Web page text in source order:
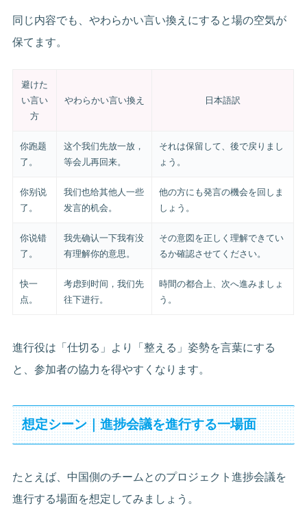
同じ内容でも、やわらかい言い換えにすると場の空気が
保てます。
避けた
い言い
方
やわらかい言い換え 日本語訳
你跑题
了。
这个我们先放一放，
等会儿再回来。
それは保留して、後で戻りまし
ょう。
你别说
了。
我们也给其他人一些
发言的机会。
他の方にも発言の機会を回しま
しょう。
你说错
了。
我先确认一下我有没
有理解你的意思。
その意図を正しく理解できてい
るか確認させてください。
快一
点。
考虑到时间，我们先
往下进行。
時間の都合上、次へ進みましょ
う。
進行役は「仕切る」より「整える」姿勢を言葉にする
と、参加者の協力を得やすくなります。
想定シーン｜進捗会議を進行する一場面
たとえば、中国側のチームとのプロジェクト進捗会議を
進行する場面を想定してみましょう。